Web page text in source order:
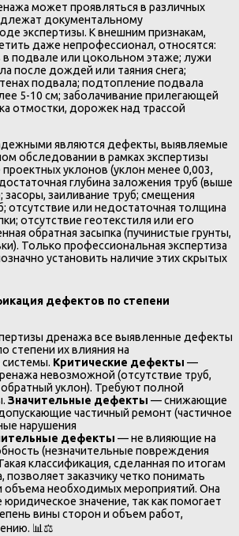
может проявляться в различных
документальному
экспертизы. К внешним признакам,
даже непрофессионал, относятся:
в подвале или цокольном этаже; лужи
после дождей или таяния снега;
подвала; подтопление подвала
5-10 см; заболачивание прилегающей
отмостки, дорожек над трассой
являются дефекты, выявляемые
обследовании в рамках экспертизы
уклонов (уклон менее 0,003,
глубина заложения труб (выше
заиливание труб; смещения
отсутствие или недостаточная толщина
отсутствие геотекстиля или его
обратная засыпка (пучинистые грунты,
Только профессиональная экспертиза
установить наличие этих скрытых
дефектов по степени
дренажа все выявленные дефекты
степени их влияния на
Критические дефекты —
невозможной (отсутствие труб,
уклон). Требуют полной
Значительные дефекты — снижающие
частичный ремонт (частичное
нарушения
дефекты — не влияющие на
(незначительные повреждения
классификация, сделанная по итогам
позволяет заказчику четко понимать
объема необходимых мероприятий. Она
значение, так как помогает
вины сторон и объем работ,
📊⚖️